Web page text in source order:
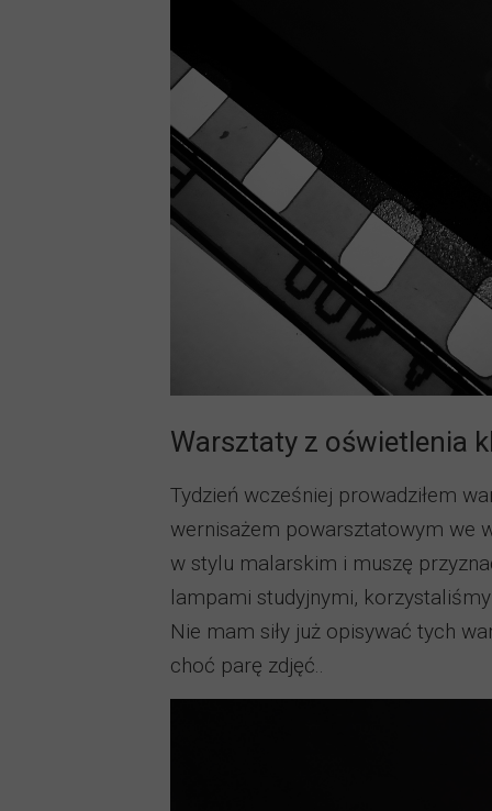
Warsztaty z oświetlenia
Tydzień wcześniej prowadziłem
wernisażem powarsztatowym we
w stylu malarskim i muszę
lampami studyjnymi,
Nie mam siły już opisywać tych
choć parę zdjęć..